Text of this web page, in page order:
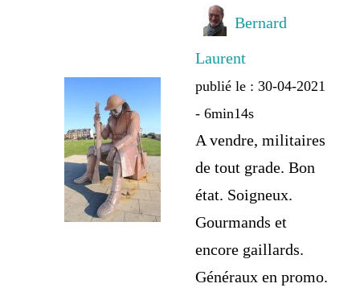
Bernard
Laurent
publié le : 30-04-2021
- 6min14s
A vendre, militaires
de tout grade. Bon
état. Soigneux.
Gourmands et
encore gaillards.
Généraux en promo.